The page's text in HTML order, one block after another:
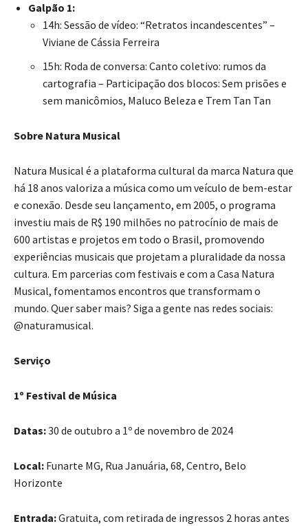
Galpão 1:
14h: Sessão de vídeo: “Retratos incandescentes” –
Viviane de Cássia Ferreira
15h: Roda de conversa: Canto coletivo: rumos da
cartografia – Participação dos blocos: Sem prisões e
sem manicômios, Maluco Beleza e Trem Tan Tan
Sobre Natura Musical
Natura Musical é a plataforma cultural da marca Natura que
há 18 anos valoriza a música como um veículo de bem-estar
e conexão. Desde seu lançamento, em 2005, o programa
investiu mais de R$ 190 milhões no patrocínio de mais de
600 artistas e projetos em todo o Brasil, promovendo
experiências musicais que projetam a pluralidade da nossa
cultura. Em parcerias com festivais e com a Casa Natura
Musical, fomentamos encontros que transformam o
mundo. Quer saber mais? Siga a gente nas redes sociais:
@naturamusical.
Serviço
1º Festival de Música
Datas:30 de outubro a 1º de novembro de 2024
Local: Funarte MG, Rua Januária, 68, Centro, Belo
Horizonte
Entrada:Gratuita, com retirada de ingressos 2 horas antes